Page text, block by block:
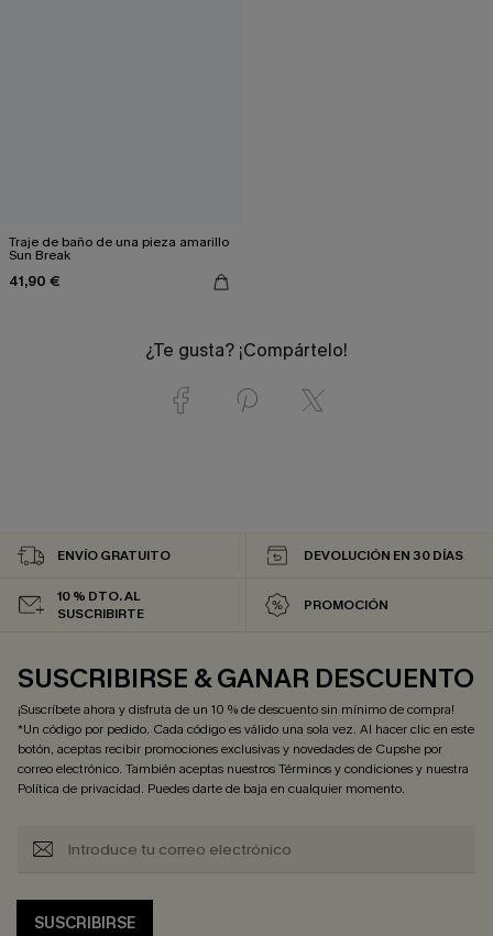
Traje de baño de una pieza amarillo
Sun Break
41,90 €
¿Te gusta? ¡Compártelo!
ENVÍO GRATUITO DEVOLUCIÓN EN 30 DÍAS
10 % DTO. AL
SUSCRIBIRTE
PROMOCIÓN
SUSCRIBIRSE & GANAR DESCUENTO
¡Suscríbete ahora y disfruta de un 10 % de descuento sin mínimo de compra!
*Un código por pedido. Cada código es válido una sola vez. Al hacer clic en este
botón, aceptas recibir promociones exclusivas y novedades de Cupshe por
correo electrónico. También aceptas nuestrosTérminos y condicionesy nuestra
Política de privacidad. Puedes darte de baja en cualquier momento.
SUSCRIBIRSE